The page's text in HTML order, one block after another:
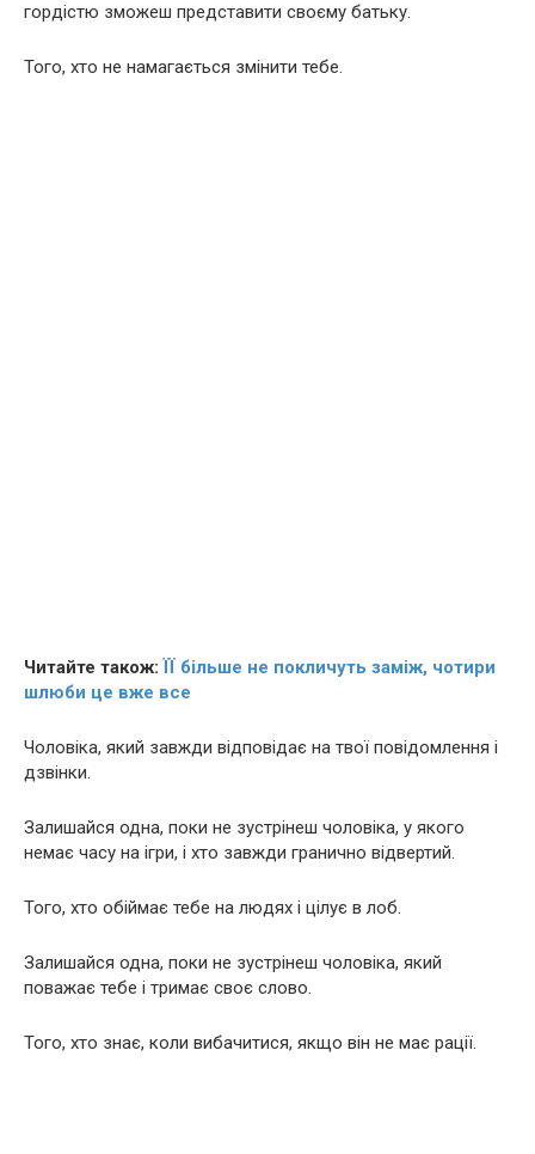
гордістю зможеш представити своєму батьку.
Того, хто не намагається змінити тебе.
Читайте також:ЇЇ більше не покличуть заміж, чотири
шлюби це вже все
Чоловіка, який завжди відповідає на твої повідомлення і
дзвінки.
Залишайся одна, поки не зустрінеш чоловіка, у якого
немає часу на ігри, і хто завжди гранично відвертий.
Того, хто обіймає тебе на людях і цілує в лоб.
Залишайся одна, поки не зустрінеш чоловіка, який
поважає тебе і тримає своє слово.
Того, хто знає, коли вибачитися, якщо він не має рації.